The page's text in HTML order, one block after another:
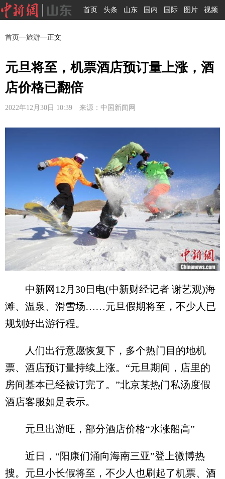
首页 头条 山东 国内 国际 图片 视频
首页—旅游—正文
元旦将至，机票酒店预订量上涨，酒
店价格已翻倍
2022年12月30日 10:39 来源：中国新闻网
中新网12月30日电(中新财经记者 谢艺观)海
滩、温泉、滑雪场……元旦假期将至，不少人已
规划好出游行程。
人们出行意愿恢复下，多个热门目的地机
票、酒店预订量持续上涨。“元旦期间，店里的
房间基本已经被订完了。”北京某热门私汤度假
酒店客服如是表示。
元旦出游旺，部分酒店价格“水涨船高”
近日，“阳康们涌向海南三亚”登上微博热
搜。元旦小长假将至，不少人也刷起了机票、酒